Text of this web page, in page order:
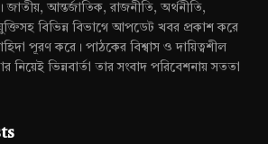
জাতীয়, আন্তর্জাতিক, রাজনীতি, অর্থনীতি,
বিভিন্ন বিভাগে আপডেট খবর প্রকাশ করে
পূরণ করে। পাঠকের বিশ্বাস ও দায়িত্বশীল
নিয়েই ভিন্নবার্তা তার সংবাদ পরিবেশনায় সততা